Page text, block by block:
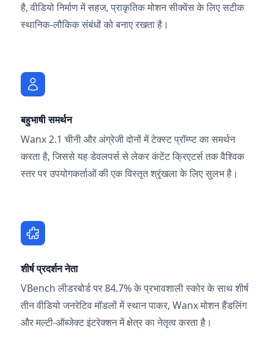
है, वीडियो निर्माण में सहज, प्राकृतिक मोशन सीक्वेंस के लिए सटीक
स्थानिक-लौकिक संबंधों को बनाए रखता है।
बहुभाषी समर्थन
Wanx 2.1 चीनी और अंग्रेजी दोनों में टेक्स्ट प्रॉम्प्ट का समर्थन
करता है, जिससे यह डेवलपर्स से लेकर कंटेंट क्रिएटर्स तक वैश्विक
स्तर पर उपयोगकर्ताओं की एक विस्तृत श्रृंखला के लिए सुलभ है।
शीर्ष प्रदर्शन नेता
VBench लीडरबोर्ड पर 84.7% के प्रभावशाली स्कोर के साथ शीर्ष
तीन वीडियो जनरेटिव मॉडलों में स्थान पाकर, Wanx मोशन हैंडलिंग
और मल्टी-ऑब्जेक्ट इंटरेक्शन में क्षेत्र का नेतृत्व करता है।